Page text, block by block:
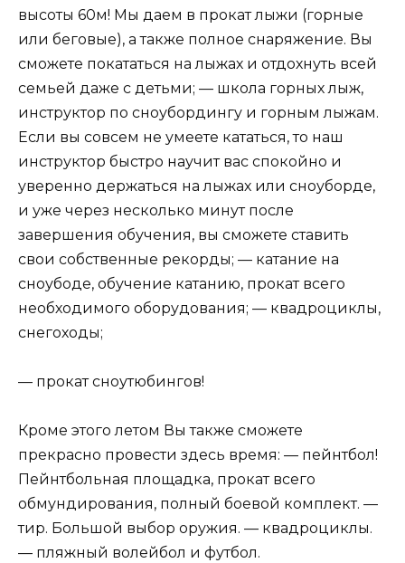
высоты 60м! Мы даем в прокат лыжи (горные
или беговые), а также полное снаряжение. Вы
сможете покататься на лыжах и отдохнуть всей
семьей даже с детьми; — школа горных лыж,
инструктор по сноубордингу и горным лыжам.
Если вы совсем не умеете кататься, то наш
инструктор быстро научит вас спокойно и
уверенно держаться на лыжах или сноуборде,
и уже через несколько минут после
завершения обучения, вы сможете ставить
свои собственные рекорды; — катание на
сноубоде, обучение катанию, прокат всего
необходимого оборудования; — квадроциклы,
снегоходы;
— прокат сноутюбингов!
Кроме этого летом Вы также сможете
прекрасно провести здесь время: — пейнтбол!
Пейнтбольная площадка, прокат всего
обмундирования, полный боевой комплект. —
тир. Большой выбор оружия. — квадроциклы.
— пляжный волейбол и футбол.